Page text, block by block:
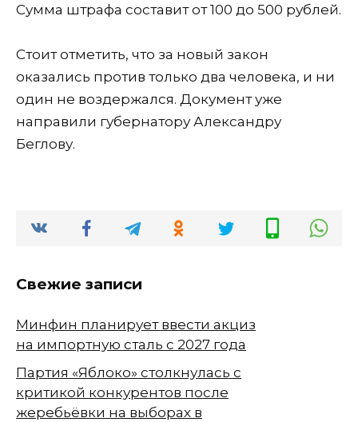
Сумма штрафа составит от 100 до 500 рублей.
Стоит отметить, что за новый закон
оказались против только два человека, и ни
один не воздержался. Документ уже
направили губернатору Александру
Беглову.
Свежие записи
Минфин планирует ввести акциз
на импортную сталь с 2027 года
Партия «Яблоко» столкнулась с
критикой конкурентов после
жеребьёвки на выборах в